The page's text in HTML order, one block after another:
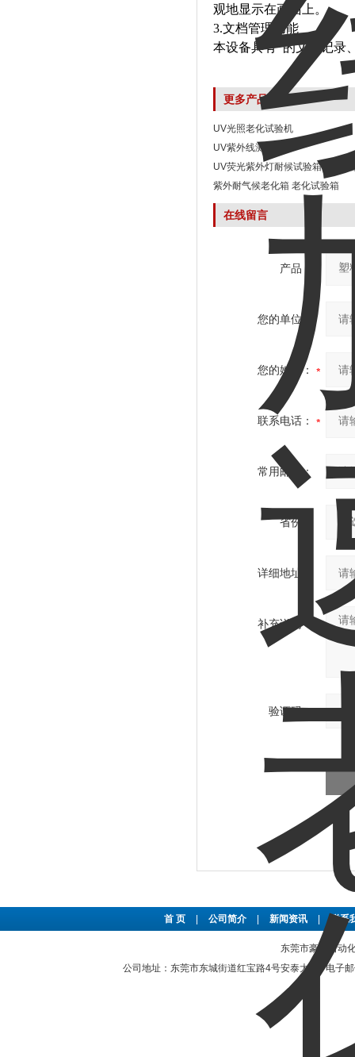
观地显示在画面上。
3.文档管理功能
本设备具有*的文档记录
更多产品
UV光照老化试验机
UV紫外线测试仪
UV荧光紫外灯耐候试验箱 老化试
紫外耐气候老化箱 老化试验箱
在线留言
产品：
您的单位：
您的姓名：
联系电话：
常用邮箱：
省份：
详细地址：
补充说明：
验证码：
首 页 公司简介 新闻资讯 联系
东莞市豪恩自动
公司地址：东莞市东城街道红宝路4号安泰大厦 电子